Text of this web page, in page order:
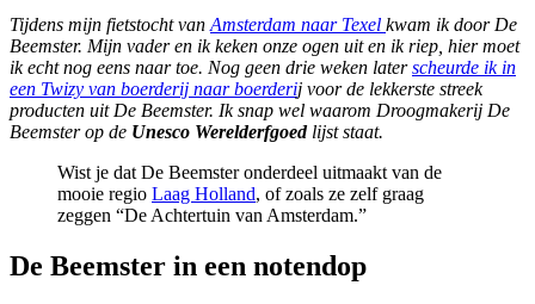
Tijdens mijn fietstocht van Amsterdam naar Texel kwam ik door De
Beemster. Mijn vader en ik keken onze ogen uit en ik riep, hier moet
ik echt nog eens naar toe. Nog geen drie weken laterscheurde ik in
een Twizy van boerderij naar boerderij voor de lekkerste streek
producten uit De Beemster. Ik snap wel waarom Droogmakerij De
Beemster op de Unesco Werelderfgoedlijst staat.
Wist je dat De Beemster onderdeel uitmaakt van de
mooie regio Laag Holland, of zoals ze zelf graag
zeggen “De Achtertuin van Amsterdam.”
De Beemster in een notendop